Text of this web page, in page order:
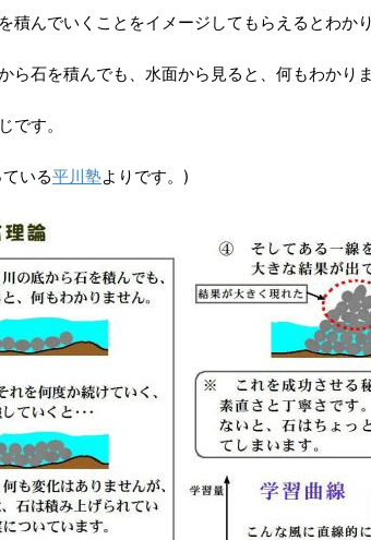
積んでいくことをイメージしてもらえるとわか
ら石を積んでも、水面から見ると、何もわかりま
です。
いる平川塾よりです。)